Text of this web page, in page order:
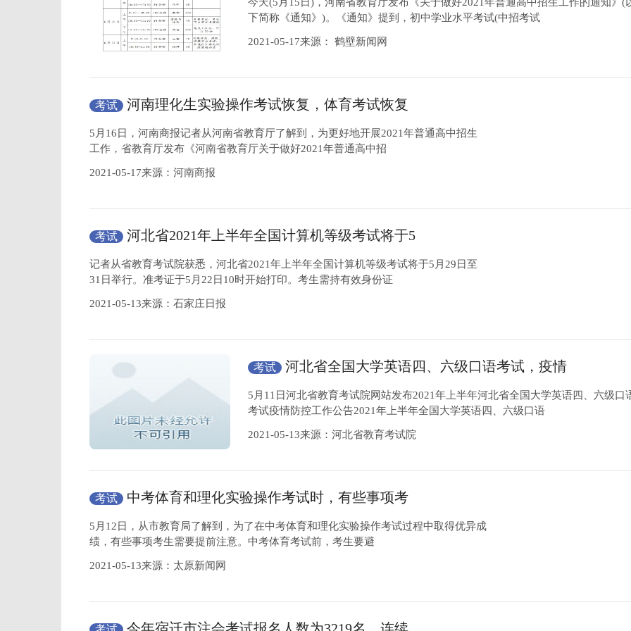
下简称《通知》)。《通知》提到，初中学业水平考试(中招考试
2021-05-17来源： 鹤壁新闻网
考试
河南理化生实验操作考试恢复，体育考试恢复
统考
5月16日，河南商报记者从河南省教育厅了解到，为更好地开展2021年普通高中招生
工作，省教育厅发布《河南省教育厅关于做好2021年普通高中招
2021-05-17来源：河南商报
考试
河北省2021年上半年全国计算机等级考试将于5
月29日至31日举行
记者从省教育考试院获悉，河北省2021年上半年全国计算机等级考试将于5月29日至
31日举行。准考证于5月22日10时开始打印。考生需持有效身份证
2021-05-13来源：石家庄日报
考试
河北省全国大学英语四、六级口语考试，疫情
防控工作公告公布
5月11日河北省教育考试院网站发布2021年上半年河北省全国大学英语四、六级口
考试疫情防控工作公告2021年上半年全国大学英语四、六级口语
2021-05-13来源：河北省教育考试院
考试
中考体育和理化实验操作考试时，有些事项考
生需要提前注意
5月12日，从市教育局了解到，为了在中考体育和理化实验操作考试过程中取得优异成
绩，有些事项考生需要提前注意。中考体育考试前，考生要避
2021-05-13来源：太原新闻网